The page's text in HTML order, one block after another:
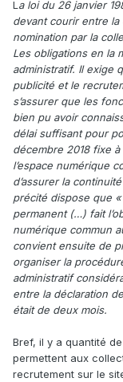
La loi du 26 janvier
devant courir entre la
nomination par la
Les obligations en la
administratif. Il exige
publicité et le
s’assurer que les
bien pu avoir
délai suffisant pour
décembre 2018 fixe
l’espace numérique
d’assurer la
précité dispose que
permanent (…) fait
numérique commun
convient ensuite de
organiser la
administratif
entre la déclaration
était de deux mois.
Bref, il y a quantité
permettent aux
recrutement sur le